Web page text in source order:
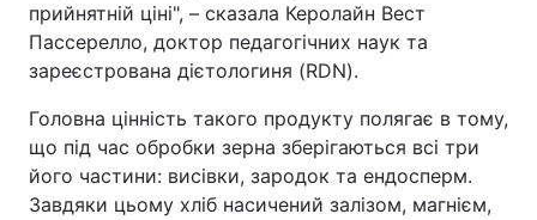
прийнятній ціні", – сказала Керолайн Вест
Пассерелло, доктор педагогічних наук та
зареєстрована дієтологиня (RDN).
Головна цінність такого продукту полягає в тому,
що під час обробки зерна зберігаються всі три
його частини: висівки, зародок та ендосперм.
Завдяки цьому хліб насичений залізом, магнієм,